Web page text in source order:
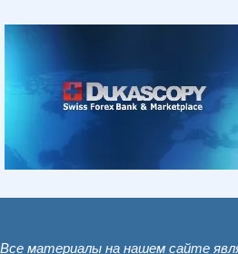
Все материалы на нашем сайте